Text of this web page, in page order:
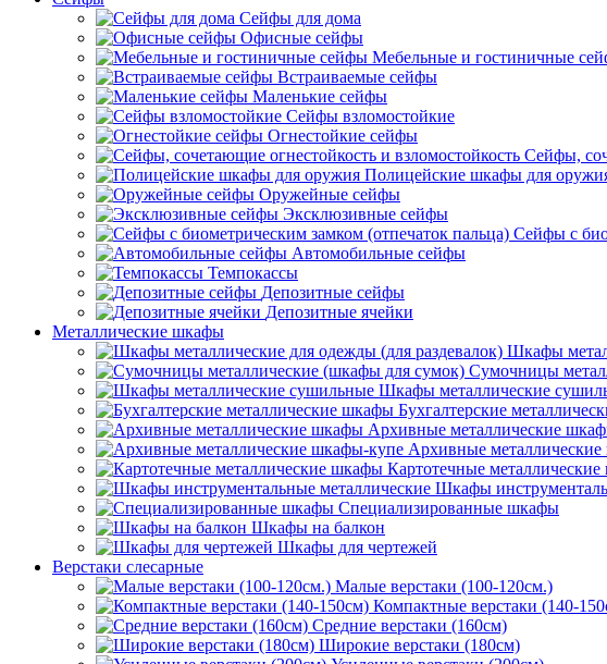
Сейфы для дома
Офисные сейфы
Мебельные и гостиничные
Встраиваемые сейфы
Маленькие сейфы
Сейфы взломостойкие
Огнестойкие сейфы
Сейфы,
Полицейские шкафы для
Оружейные сейфы
Эксклюзивные сейфы
Сейфы с
Автомобильные сейфы
Темпокассы
Депозитные сейфы
Депозитные ячейки
Металлические шкафы
Шкафы
Сумочницы
Шкафы металлические
Бухгалтерские
Архивные металлические
Архивные
Картотечные
Шкафы
Специализированные шкафы
Шкафы на балкон
Шкафы для чертежей
Верстаки слесарные
Малые верстаки (100-120см.)
Компактные верстаки (140-
Средние верстаки (160см)
Широкие верстаки (180см)